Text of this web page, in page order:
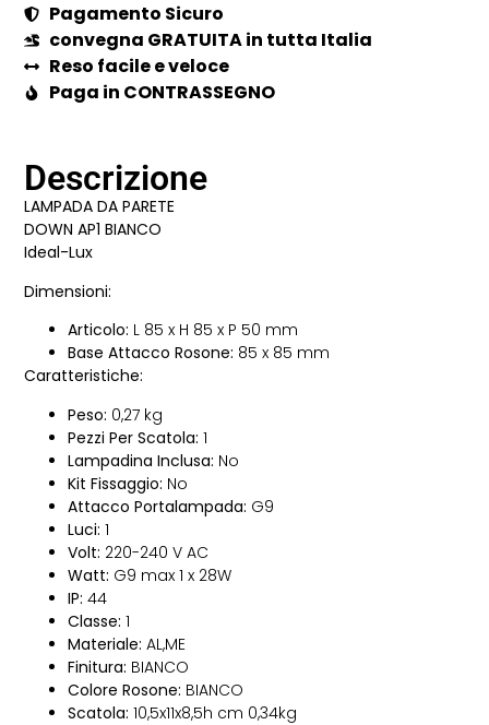
Pagamento Sicuro
convegna GRATUITA in tutta Italia
Reso facile e veloce
Paga in CONTRASSEGNO
Descrizione
LAMPADA DA PARETE
DOWN AP1 BIANCO
Ideal-Lux
Dimensioni:
Articolo: L 85 x H 85 x P 50 mm
Base Attacco Rosone: 85 x 85 mm
Caratteristiche:
Peso: 0,27 kg
Pezzi Per Scatola: 1
Lampadina Inclusa: No
Kit Fissaggio: No
Attacco Portalampada: G9
Luci: 1
Volt: 220-240 V AC
Watt: G9 max 1 x 28W
IP: 44
Classe: 1
Materiale: AL,ME
Finitura: BIANCO
Colore Rosone: BIANCO
Scatola: 10,5x11x8,5h cm 0,34kg